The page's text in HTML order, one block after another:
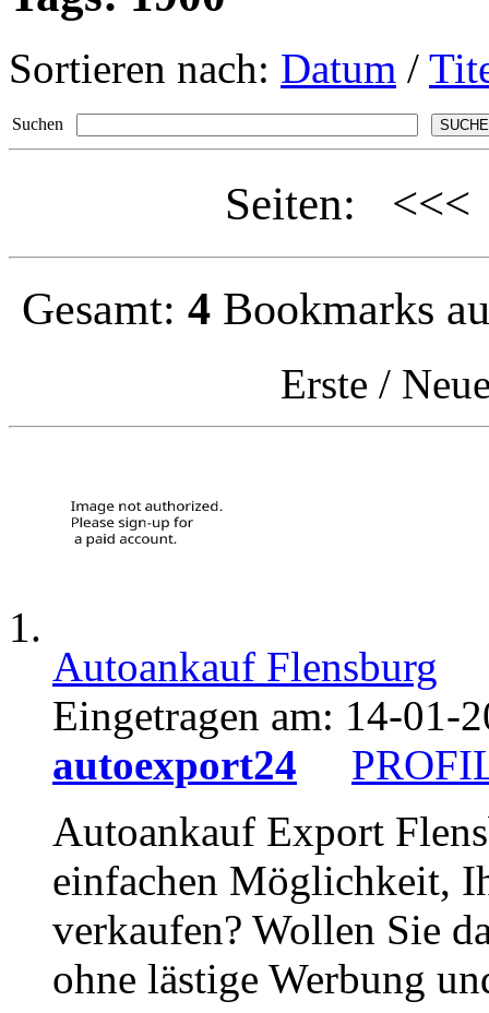
Sortieren nach: Datum /
Suchen
Seiten:
Gesamt: 4 Bookmarks
Erste /
Autoankauf Flensburg
Eingetragen am: 14-01-
autoexport24
Autoankauf Export
einfachen Möglichkeit,
verkaufen? Wollen Sie
ohne lästige Werbung